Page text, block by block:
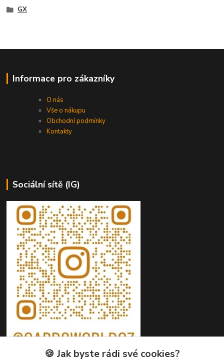
GX
Informace pro zákazníky
O nás
Vše o nákupu
Obchodní podmínky
Kontakty
Sociální sítě (IG)
🍪 Jak byste rádi své cookies?